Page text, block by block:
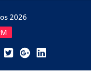
2026